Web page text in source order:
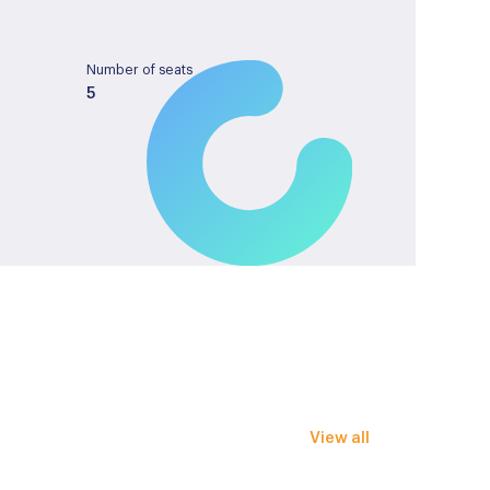
Number of seats
5
Tank capacity
View all